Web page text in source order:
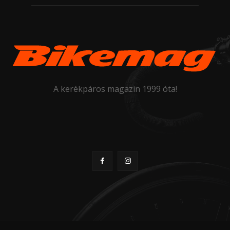
A kerékpáros magazin 1999 óta!